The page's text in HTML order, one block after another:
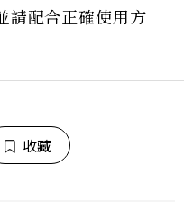
請配合正確使用方
收藏